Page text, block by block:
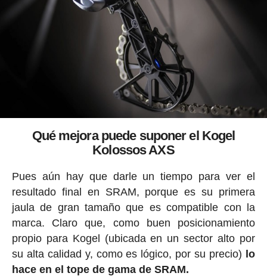
Qué mejora puede suponer el Kogel
Kolossos AXS
Pues aún hay que darle un tiempo para ver el
resultado final en SRAM, porque es su primera
jaula de gran tamaño que es compatible con la
marca. Claro que, como buen posicionamiento
propio para Kogel (ubicada en un sector alto por
su alta calidad y, como es lógico, por su precio) lo
hace en el tope de gama de SRAM.